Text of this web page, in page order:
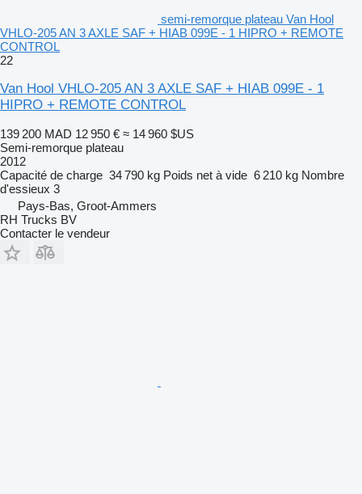
semi-remorque plateau Van Hool
VHLO-205 AN 3 AXLE SAF + HIAB 099E - 1 HIPRO + REMOTE
CONTROL
22
Van Hool VHLO-205 AN 3 AXLE SAF + HIAB 099E - 1
HIPRO + REMOTE CONTROL
139 200 MAD 12 950 € ≈ 14 960 $US
Semi-remorque plateau
2012
Capacité de charge 34 790 kg Poids net à vide 6 210 kg Nombre
d'essieux 3
Pays-Bas, Groot-Ammers
RH Trucks BV
Contacter le vendeur